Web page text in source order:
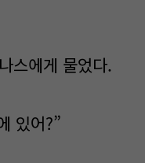
스에게 물었다.
있어?”